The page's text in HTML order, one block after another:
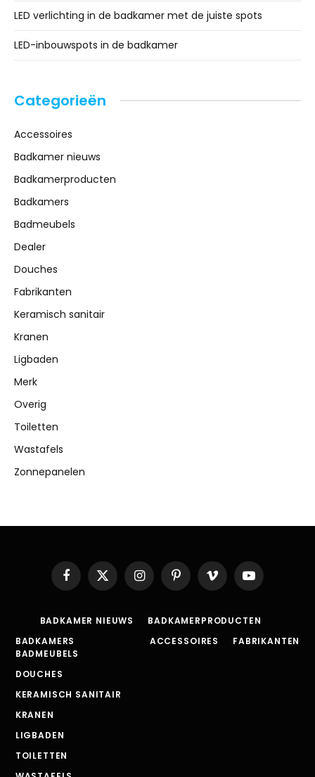
LED verlichting in de badkamer met de juiste spots
LED-inbouwspots in de badkamer
Categorieën
Accessoires
Badkamer nieuws
Badkamerproducten
Badkamers
Badmeubels
Dealer
Douches
Fabrikanten
Keramisch sanitair
Kranen
Ligbaden
Merk
Overig
Toiletten
Wastafels
Zonnepanelen
Facebook
X
(Twitter)
InstagramPinterestVimeo YouTube
BADKAMER NIEUWS
BADKAMERPRODUCTEN
BADKAMERS
BADMEUBELS
DOUCHES
KERAMISCH SANITAIR
KRANEN
LIGBADEN
TOILETTEN
ACCESSOIRES FABRIKANTEN